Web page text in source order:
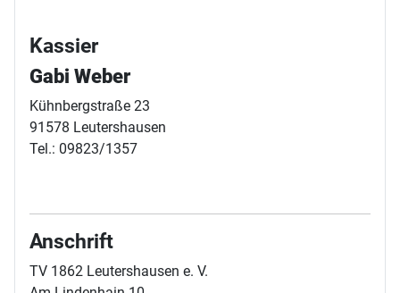
Kassier
Gabi Weber
Kühnbergstraße 23
91578 Leutershausen
Tel.: 09823/1357
Anschrift
TV 1862 Leutershausen e. V.